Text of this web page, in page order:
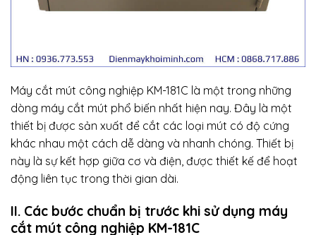
Máy cắt mút công nghiệp KM-181C là một trong những
dòng máy cắt mút phổ biến nhất hiện nay. Đây là một
thiết bị được sản xuất để cắt các loại mút có độ cứng
khác nhau một cách dễ dàng và nhanh chóng. Thiết bị
này là sự kết hợp giữa cơ và điện, được thiết kế để hoạt
động liên tục trong thời gian dài.
II. Các bước chuẩn bị trước khi sử dụng máy
cắt mút công nghiệp KM-181C